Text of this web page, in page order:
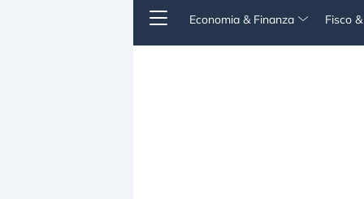
Economia & Finanza Fisco